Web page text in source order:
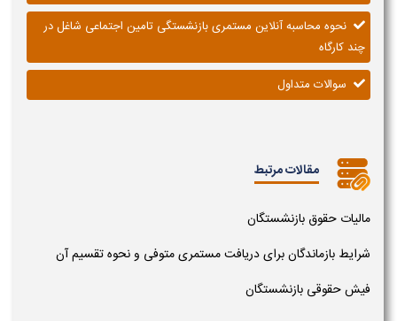
نحوه محاسبه آنلاین مستمری بازنشستگی تامین اجتماعی شاغل در
چند کارگاه
سوالات متداول
مقالات مرتبط
مالیات حقوق بازنشستگان
شرایط بازماندگان برای دریافت مستمری متوفی و نحوه تقسیم آن
فیش حقوقی بازنشستگان